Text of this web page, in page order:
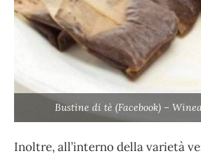
Bustine di tè (Facebook) –
Inoltre, all’interno della varietà